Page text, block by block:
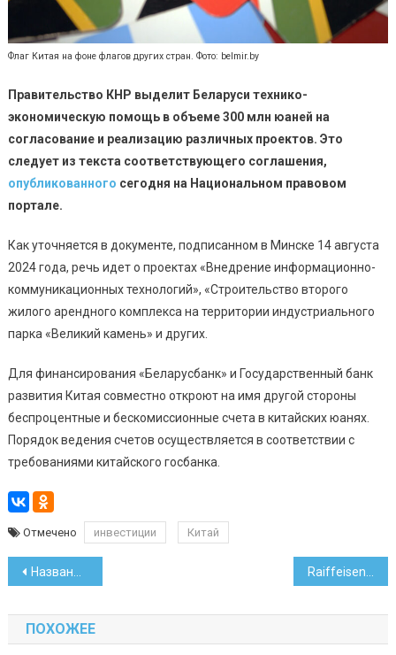
Флаг Китая на фоне флагов других стран. Фото: belmir.by
Правительство КНР выделит Беларуси технико-
экономическую помощь в объеме 300 млн юаней на
согласование и реализацию различных проектов. Это
следует из текста соответствующего соглашения,
опубликованного сегодня на Национальном правовом
портале.
Как уточняется в документе, подписанном в Минске 14 августа
2024 года, речь идет о проектах «Внедрение информационно-
коммуникационных технологий», «Строительство второго
жилого арендного комплекса на территории индустриального
парка «Великий камень» и других.
Для финансирования «Беларусбанк» и Государственный банк
развития Китая совместно откроют на имя другой стороны
беспроцентные и бескомиссионные счета в китайских юанях.
Порядок ведения счетов осуществляется в соответствии с
требованиями китайского госбанка.
Отмечено инвестиции Китай
Навигация
по
записям
Названы экзамены, которые будут сдавать школьники будущим летом
ПОХОЖЕЕ